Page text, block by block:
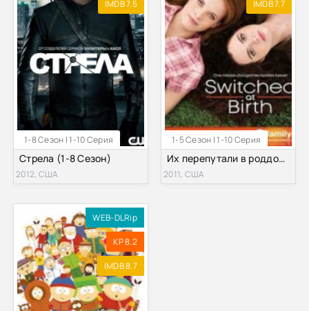
1-8 Сезон | 1-10 Серия
IMDB 7.5
Стрела (1-8 Сезон)
2012, США
1-5 Сезон | 1-10 Серия
IMDB 7.7
Их перепутали в роддоме / Перепутанные (1,2,3,4,5 Сезон)
2011, США
WEB-DLRip
KP 8.2
IMDB 8.7